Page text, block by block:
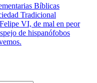
Bíblicas
Tradicional
VI, de mal en peor
de hispanófobos